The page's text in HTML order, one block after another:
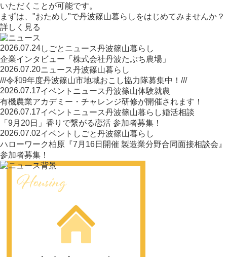
いただくことが可能です。
まずは、"おためし"で丹波篠山暮らしをはじめてみませんか？
詳しく見る
2026.07.24しごと ニュース丹波篠山暮らし
企業インタビュー「株式会社丹波たぶち農場」
2026.07.20ニュース丹波篠山暮らし
///令和9年度丹波篠山市地域おこし協力隊募集中！///
2026.07.17イベント ニュース丹波篠山体験就農
有機農業アカデミー・チャレンジ研修が開催されます！
2026.07.17イベント ニュース丹波篠山暮らし婚活相談
「9月20日」香りで繋がる恋活 参加者募集！
2026.07.02イベント しごと丹波篠山暮らし
ハローワーク柏原『7月16日開催 製造業分野合同面接相談会』
参加者募集！